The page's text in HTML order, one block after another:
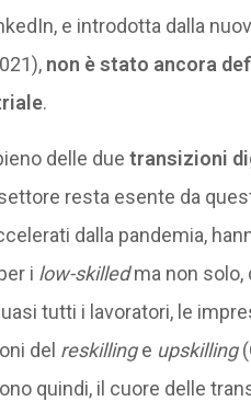
e introdotta dalla
non è stato ancora
.
delle due transizioni
resta esente da
dalla pandemia,
i low-skilledma non solo,
tutti i lavoratori, le
del reskillinge upskilling
quindi, il cuore delle